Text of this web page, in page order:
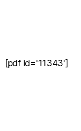
[pdf id='11343']